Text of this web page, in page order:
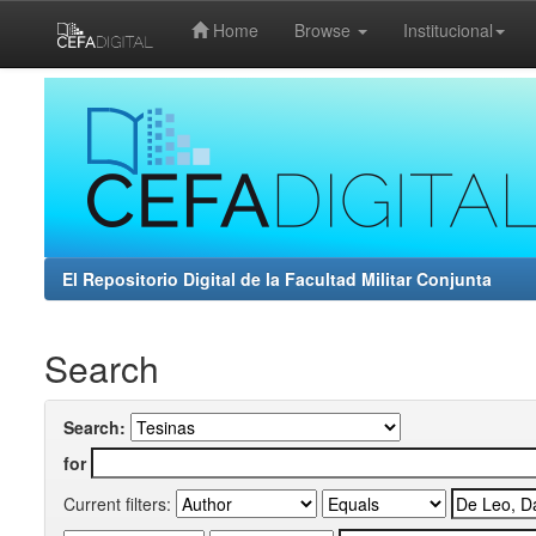
Home Browse Institucional
El Repositorio Digital de la Facultad Militar Conjunta
Search
Search:
for
Current filters: